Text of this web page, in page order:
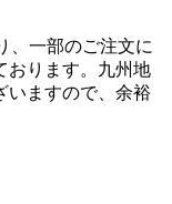
、一部のご注文に
おります。九州地
いますので、余裕